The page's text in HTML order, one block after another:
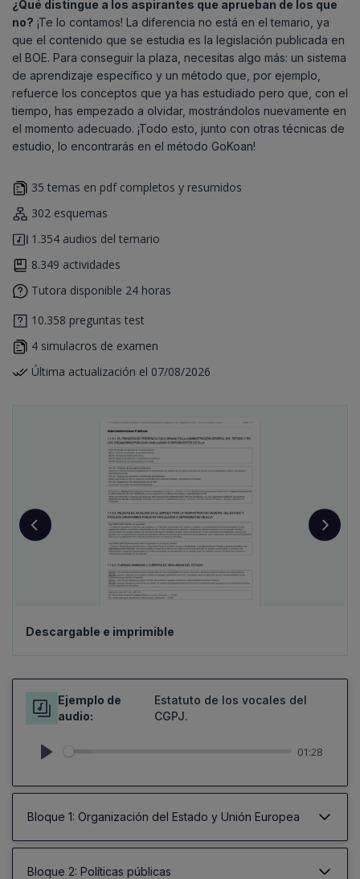
¿Qué distingue a los aspirantes que aprueban de los que
no? ¡Te lo contamos! La diferencia no está en el temario, ya
que el contenido que se estudia es la legislación publicada en
el BOE. Para conseguir la plaza, necesitas algo más: un sistema
de aprendizaje específico y un método que, por ejemplo,
refuerce los conceptos que ya has estudiado pero que, con el
tiempo, has empezado a olvidar, mostrándolos nuevamente en
el momento adecuado. ¡Todo esto, junto con otras técnicas de
estudio, lo encontrarás en el método GoKoan!
35 temas en pdf completos y resumidos
302 esquemas
1.354 audios del temario
8.349 actividades
Tutora disponible 24 horas
10.358 preguntas test
4 simulacros de examen
Última actualización el 07/08/2026
Descargable e imprimible
Ejemplo de
audio:
Estatuto de los vocales del
CGPJ.
01:28
Bloque 1: Organización del Estado y Unión Europea
Bloque 2: Políticas públicas